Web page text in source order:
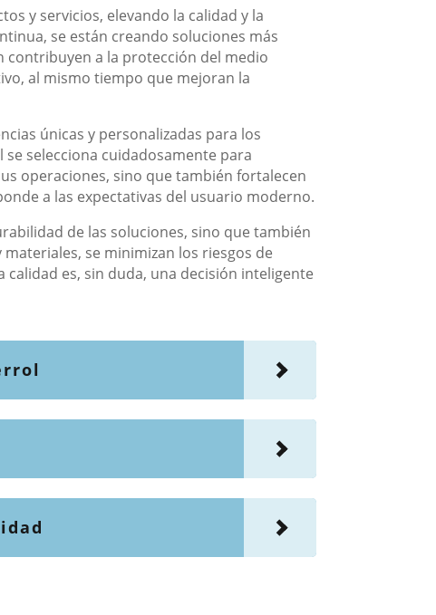
y servicios, elevando la calidad y la
se están creando soluciones más
contribuyen a la protección del medio
al mismo tiempo que mejoran la
únicas y personalizadas para los
selecciona cuidadosamente para
operaciones, sino que también fortalecen
a las expectativas del usuario moderno.
de las soluciones, sino que también
se minimizan los riesgos de
es, sin duda, una decisión inteligente